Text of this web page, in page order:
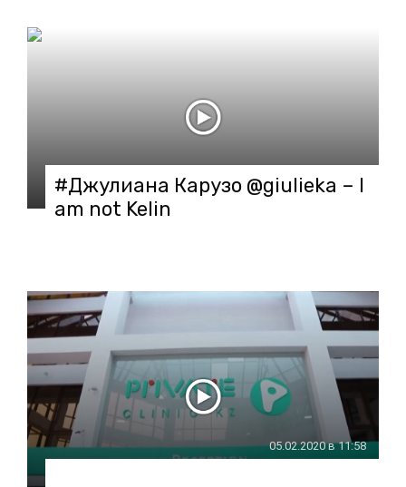
#Джулиана Карузо @giulieka – I
am not Kelin
05.02.2020 в 11:58